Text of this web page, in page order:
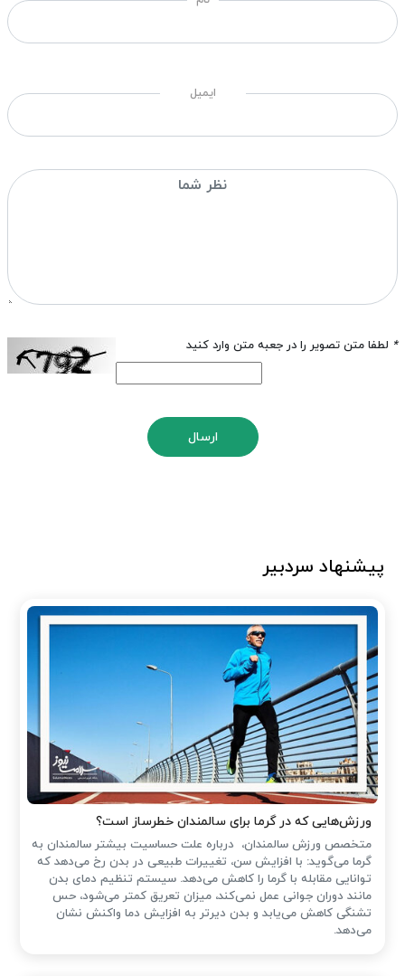
ایمیل
* لطفا متن تصویر را در جعبه متن وارد کنید
ارسال
پیشنهاد سردبیر
ورزش‌هایی که در گرما برای سالمندان خطرساز است؟
متخصص ورزش سالمندان، درباره علت حساسیت بیشتر سالمندان به
گرما می‌گوید: با افزایش سن، تغییرات طبیعی در بدن رخ می‌دهد که
توانایی مقابله با گرما را کاهش می‌دهد. سیستم تنظیم دمای بدن
مانند دوران جوانی عمل نمی‌کند، میزان تعریق کمتر می‌شود، حس
تشنگی کاهش می‌یابد و بدن دیرتر به افزایش دما واکنش نشان
می‌دهد.